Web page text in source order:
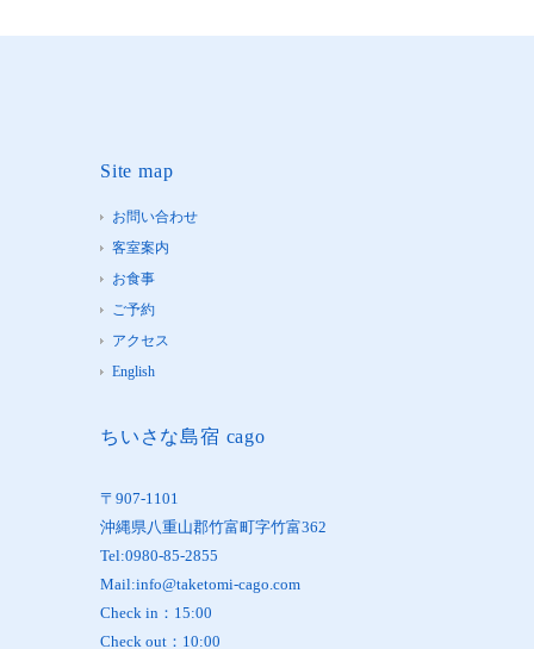
Site map
お問い合わせ
客室案内
お食事
ご予約
アクセス
English
ちいさな島宿 cago
〒907-1101
沖縄県八重山郡竹富町字竹富362
Tel:0980-85-2855
Mail:info@taketomi-cago.com
Check in：15:00
Check out：10:00